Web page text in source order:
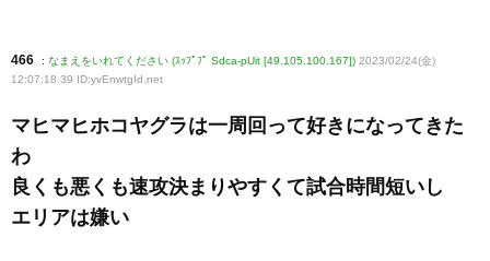
466 : なまえをいれてください (ｽｯﾌﾟﾌﾟ Sdca-pUit [49.105.100.167]) 2023/02/24(金)
12:07:18.39 ID:yvEnwtgId.net
マヒマヒホコヤグラは一周回って好きになってきた
わ
良くも悪くも速攻決まりやすくて試合時間短いし
エリアは嫌い